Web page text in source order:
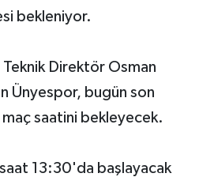
bekleniyor.
Direktör Osman
Ünyespor, bugün son
maç saatini bekleyecek.
13:30'da başlayacak